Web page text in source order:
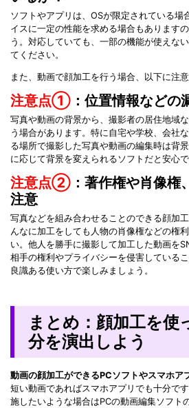
ソフトやアプリは、OSが限定されている場
イスに一定の性能を求める場合もあります
う。対応していても、一部の機能が使えな
てください。
また、動画で顔加工を行う場合、以下に注意
注意点① ：位置情報などの
写真や動画の背景から、撮影者の居住地域
う場合があります。特に自宅や学校、会社
る場所で撮影した写真や動画の編集時は背
に応じて背景を変えられるソフトだと安心で
注意点② ：著作権や肖像権
注意
写真などを組み合わせることのできる顔加
んなに加工をしても人物の肖像権などの権
い。他人を勝手に撮影して加工した動画を
相手の権利やプライバシーを侵害している
良識ある使い方で楽しみましょう。
まとめ：顔加工を使
分を演出しよう
動画の顔加工ができるPCソフトやスマホア
短い動画であればスマホアプリでも十分で
施したいような場合はPCの動画編集ソフト